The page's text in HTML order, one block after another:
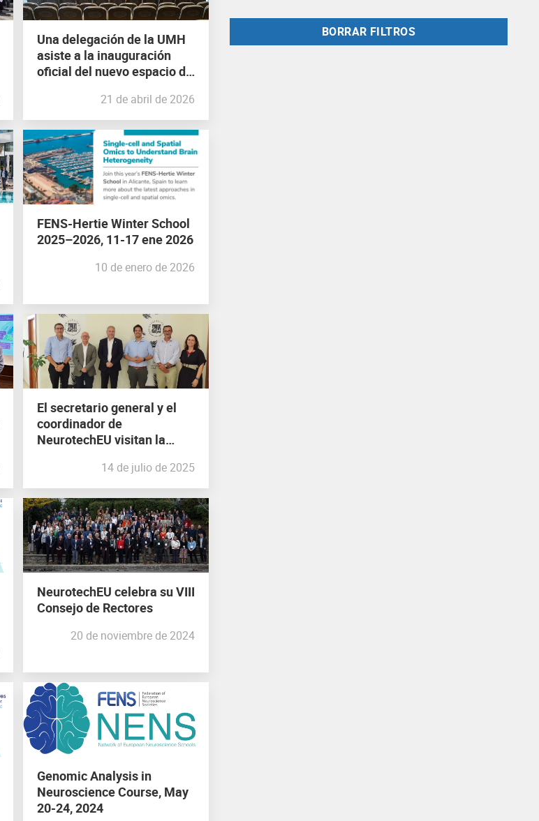
Una delegación de la UMH
asiste a la inauguración
oficial del nuevo espacio de
la Universidad de Cluj-
Napoca
21 de abril de 2026
FENS-Hertie Winter School
2025–2026, 11-17 ene 2026
10 de enero de 2026
El secretario general y el
coordinador de
NeurotechEU visitan la
Neurociencias14 de julio de 2025
NeurotechEU celebra su VIII
Consejo de Rectores
20 de noviembre de 2024
Genomic Analysis in
Neuroscience Course, May
20-24, 2024
BORRAR FILTROS